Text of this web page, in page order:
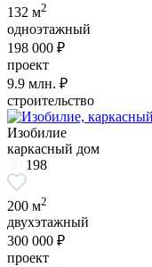
132 м2
одноэтажный
198 000 ₽
проект
9.9 млн. ₽
строительство
Изобилие
каркасный дом
198
200 м2
двухэтажный
300 000 ₽
проект